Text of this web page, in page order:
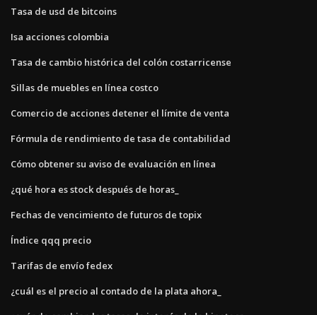
Tasa de usd de bitcoins
Isa acciones colombia
Tasa de cambio histórica del colón costarricense
Sillas de muebles en línea costco
Comercio de acciones detener el límite de venta
Fórmula de rendimiento de tasa de contabilidad
Cómo obtener su aviso de evaluación en línea
¿qué hora es stock después de horas_
Fechas de vencimiento de futuros de topix
Índice qqq precio
Tarifas de envío fedex
¿cuál es el precio al contado de la plata ahora_